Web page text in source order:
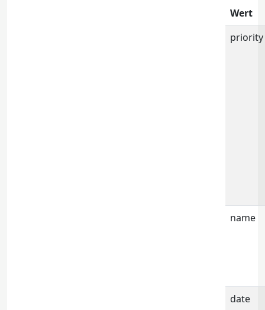
Wert
priority
name
date